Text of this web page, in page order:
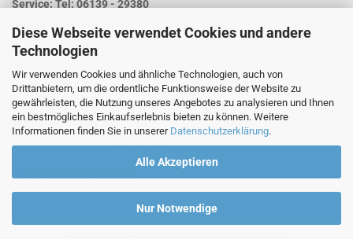
Diese Webseite verwendet Cookies und andere
Technologien
Wir verwenden Cookies und ähnliche Technologien, auch von
Drittanbietern, um die ordentliche Funktionsweise der Website zu
gewährleisten, die Nutzung unseres Angebotes zu analysieren und Ihnen
ein bestmögliches Einkaufserlebnis bieten zu können. Weitere
Informationen finden Sie in unserer Datenschutzerklärung.
Alle Akzeptieren
Nur Notwendige
Service: Tel: 06139 - 29380
Laden Öffnungszeiten:
Mo. - Do. von 9:00 bis 14:00 Uhr
Fr. von 9:00 bis 13:00 Uhr
Kontakt per Email:info@segelladen.de
Telefon Servicezeiten:
Mo. - Do. von 9:00 bis 16:00 Uhr